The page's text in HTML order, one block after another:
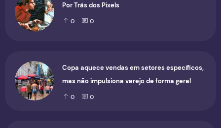
Por Trás dos Pixels
0 0
Copa aquece vendas em setores específicos,
mas não impulsiona varejo de forma geral
0 0